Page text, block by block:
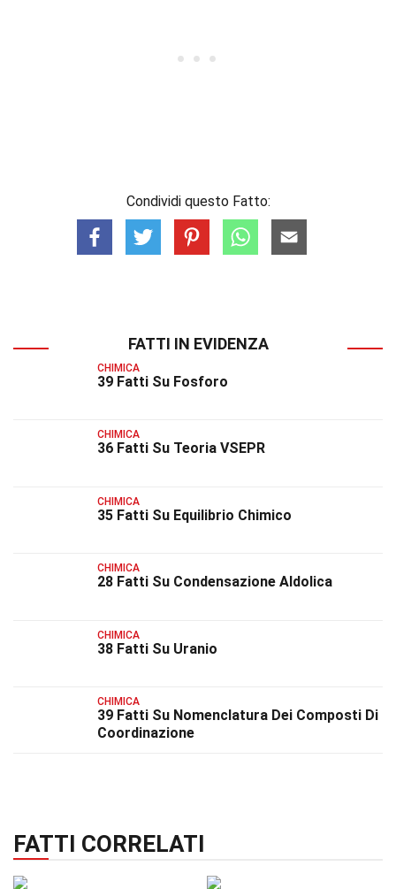
Condividi questo Fatto:
FATTI IN EVIDENZA
CHIMICA
39 Fatti Su Fosforo
CHIMICA
36 Fatti Su Teoria VSEPR
CHIMICA
35 Fatti Su Equilibrio Chimico
CHIMICA
28 Fatti Su Condensazione Aldolica
CHIMICA
38 Fatti Su Uranio
CHIMICA
39 Fatti Su Nomenclatura Dei Composti Di
Coordinazione
FATTI CORRELATI